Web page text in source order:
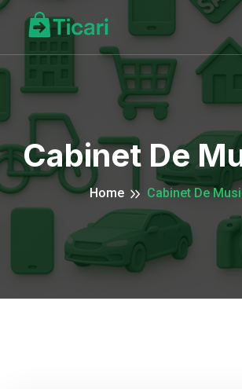
Cabinet De
Home Cabinet De